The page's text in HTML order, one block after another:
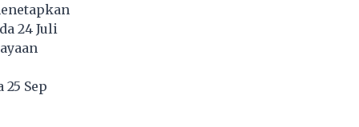
24 Juli
Sep